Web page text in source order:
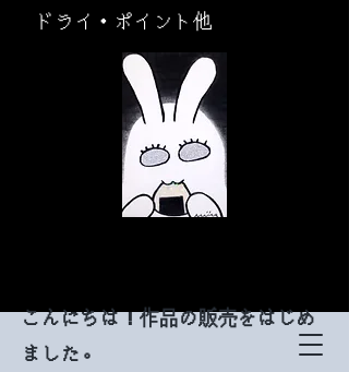
ドライ・ポイント他
​こんにちは！作品の販売をはじめ
ました。